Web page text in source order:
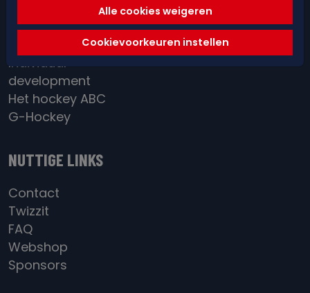
Red&Blue Academy
District / BeGold
Individual
development
Het hockey ABC
G-Hockey
NUTTIGE LINKS
Contact
Twizzit
FAQ
Webshop
Sponsors
Alle cookies weigeren
Cookievoorkeuren instellen